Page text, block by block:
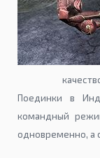
Поединки в
командный
одновременно, а